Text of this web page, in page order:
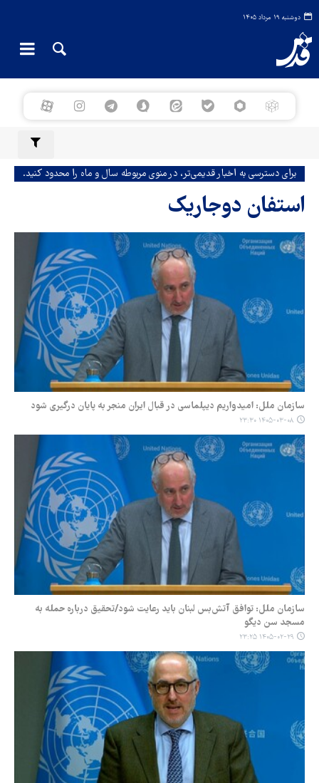
دوشنبه ۱۹ مرداد ۱۴۰۵
برای دسترسی به اخبار قدیمی‌تر، در منوی مربوطه سال و ماه را محدود کنید.
استفان دوجاریک
سازمان ملل: امیدواریم دیپلماسی در قبال ایران منجر به پایان درگیری شود
۱۴۰۵-۰۳-۰۸ ۲۳:۳۰
سازمان ملل: توافق آتش‌بس لبنان باید رعایت شود/تحقیق درباره حمله به
مسجد سن دیگو
۱۴۰۵-۰۲-۲۹ ۲۳:۲۵